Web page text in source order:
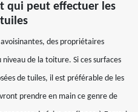
qui peut effectuer les
des propriétaires
de la toiture. Si ces surfaces
de tuiles, il est préférable de les
prendre en main ce genre de